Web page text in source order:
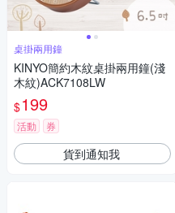
桌掛兩用鐘
KINYO簡約木紋桌掛兩用鐘(淺
木紋)ACK7108LW
$199
活動 券
貨到通知我